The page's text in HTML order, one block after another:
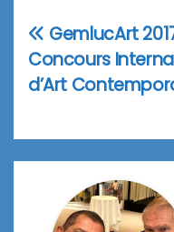
de
GemlucArt
Concours
d’Art